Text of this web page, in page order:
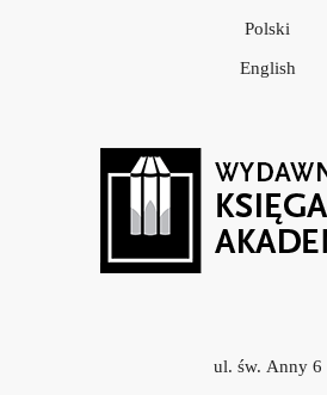
Polski
English
ul. św. Anny 6